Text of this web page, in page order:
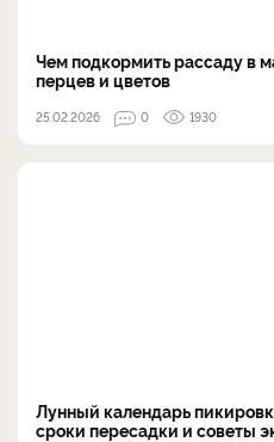
Чем подкормить рассаду в
перцев и цветов
25.02.2026 0 1930
Лунный календарь
сроки пересадки и советы